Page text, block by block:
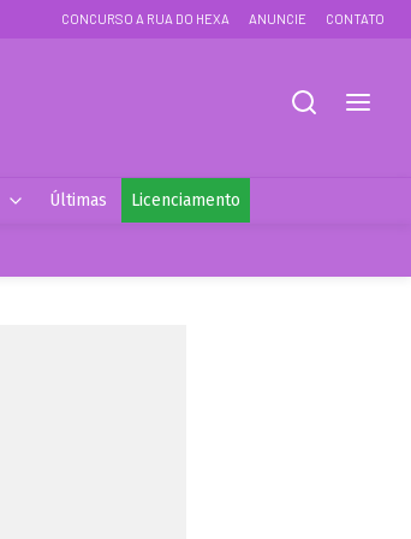
CONCURSO A RUA DO HEXA ANUNCIE CONTATO
Últimas Licenciamento